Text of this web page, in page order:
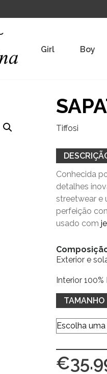
Girl Boy
Tiffosi
Conhecida
detalhes
streetwear e
perfeição
usado com
Exterior e
Interior
TAMANHO
€